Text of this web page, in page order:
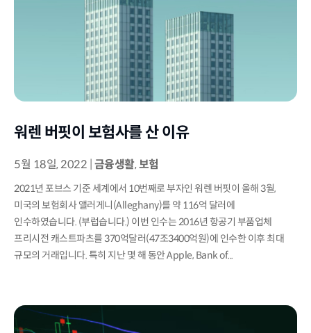
워렌 버핏이 보험사를 산 이유
5월 18일, 2022 |금융생활,보험
2021년 포브스 기준 세계에서 10번째로 부자인 워렌 버핏이 올해 3월,
미국의 보험회사 앨러게니(Alleghany)를 약 116억 달러에
인수하였습니다. (부럽습니다.) 이번 인수는 2016년 항공기 부품업체
프리시전 캐스트파츠를 370억달러(47조3400억원)에 인수한 이후 최대
규모의 거래입니다. 특히 지난 몇 해 동안 Apple, Bank of...